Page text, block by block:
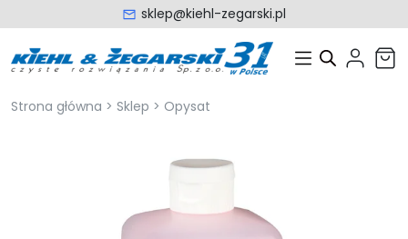
sklep@kiehl-zegarski.pl
Strona główna > Sklep > Opysat